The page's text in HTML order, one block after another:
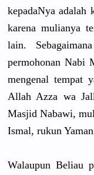
kepadaNya
karena mulianya
lain. Sebagaiman
permohonan Nabi
mengenal tempat
Allah Azza wa
Masjid Nabawi,
Ismal, rukun
Walaupun Beliau